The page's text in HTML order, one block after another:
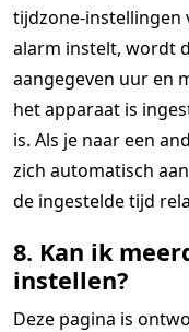
tijdzone-instellingen
alarm instelt, wordt
aangegeven uur en
het apparaat is
is. Als je naar een
zich automatisch
de ingestelde tijd
8. Kan ik
instellen?
Deze pagina is